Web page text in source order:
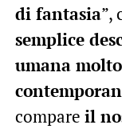
di fantasia”,
semplice
umana
compare il